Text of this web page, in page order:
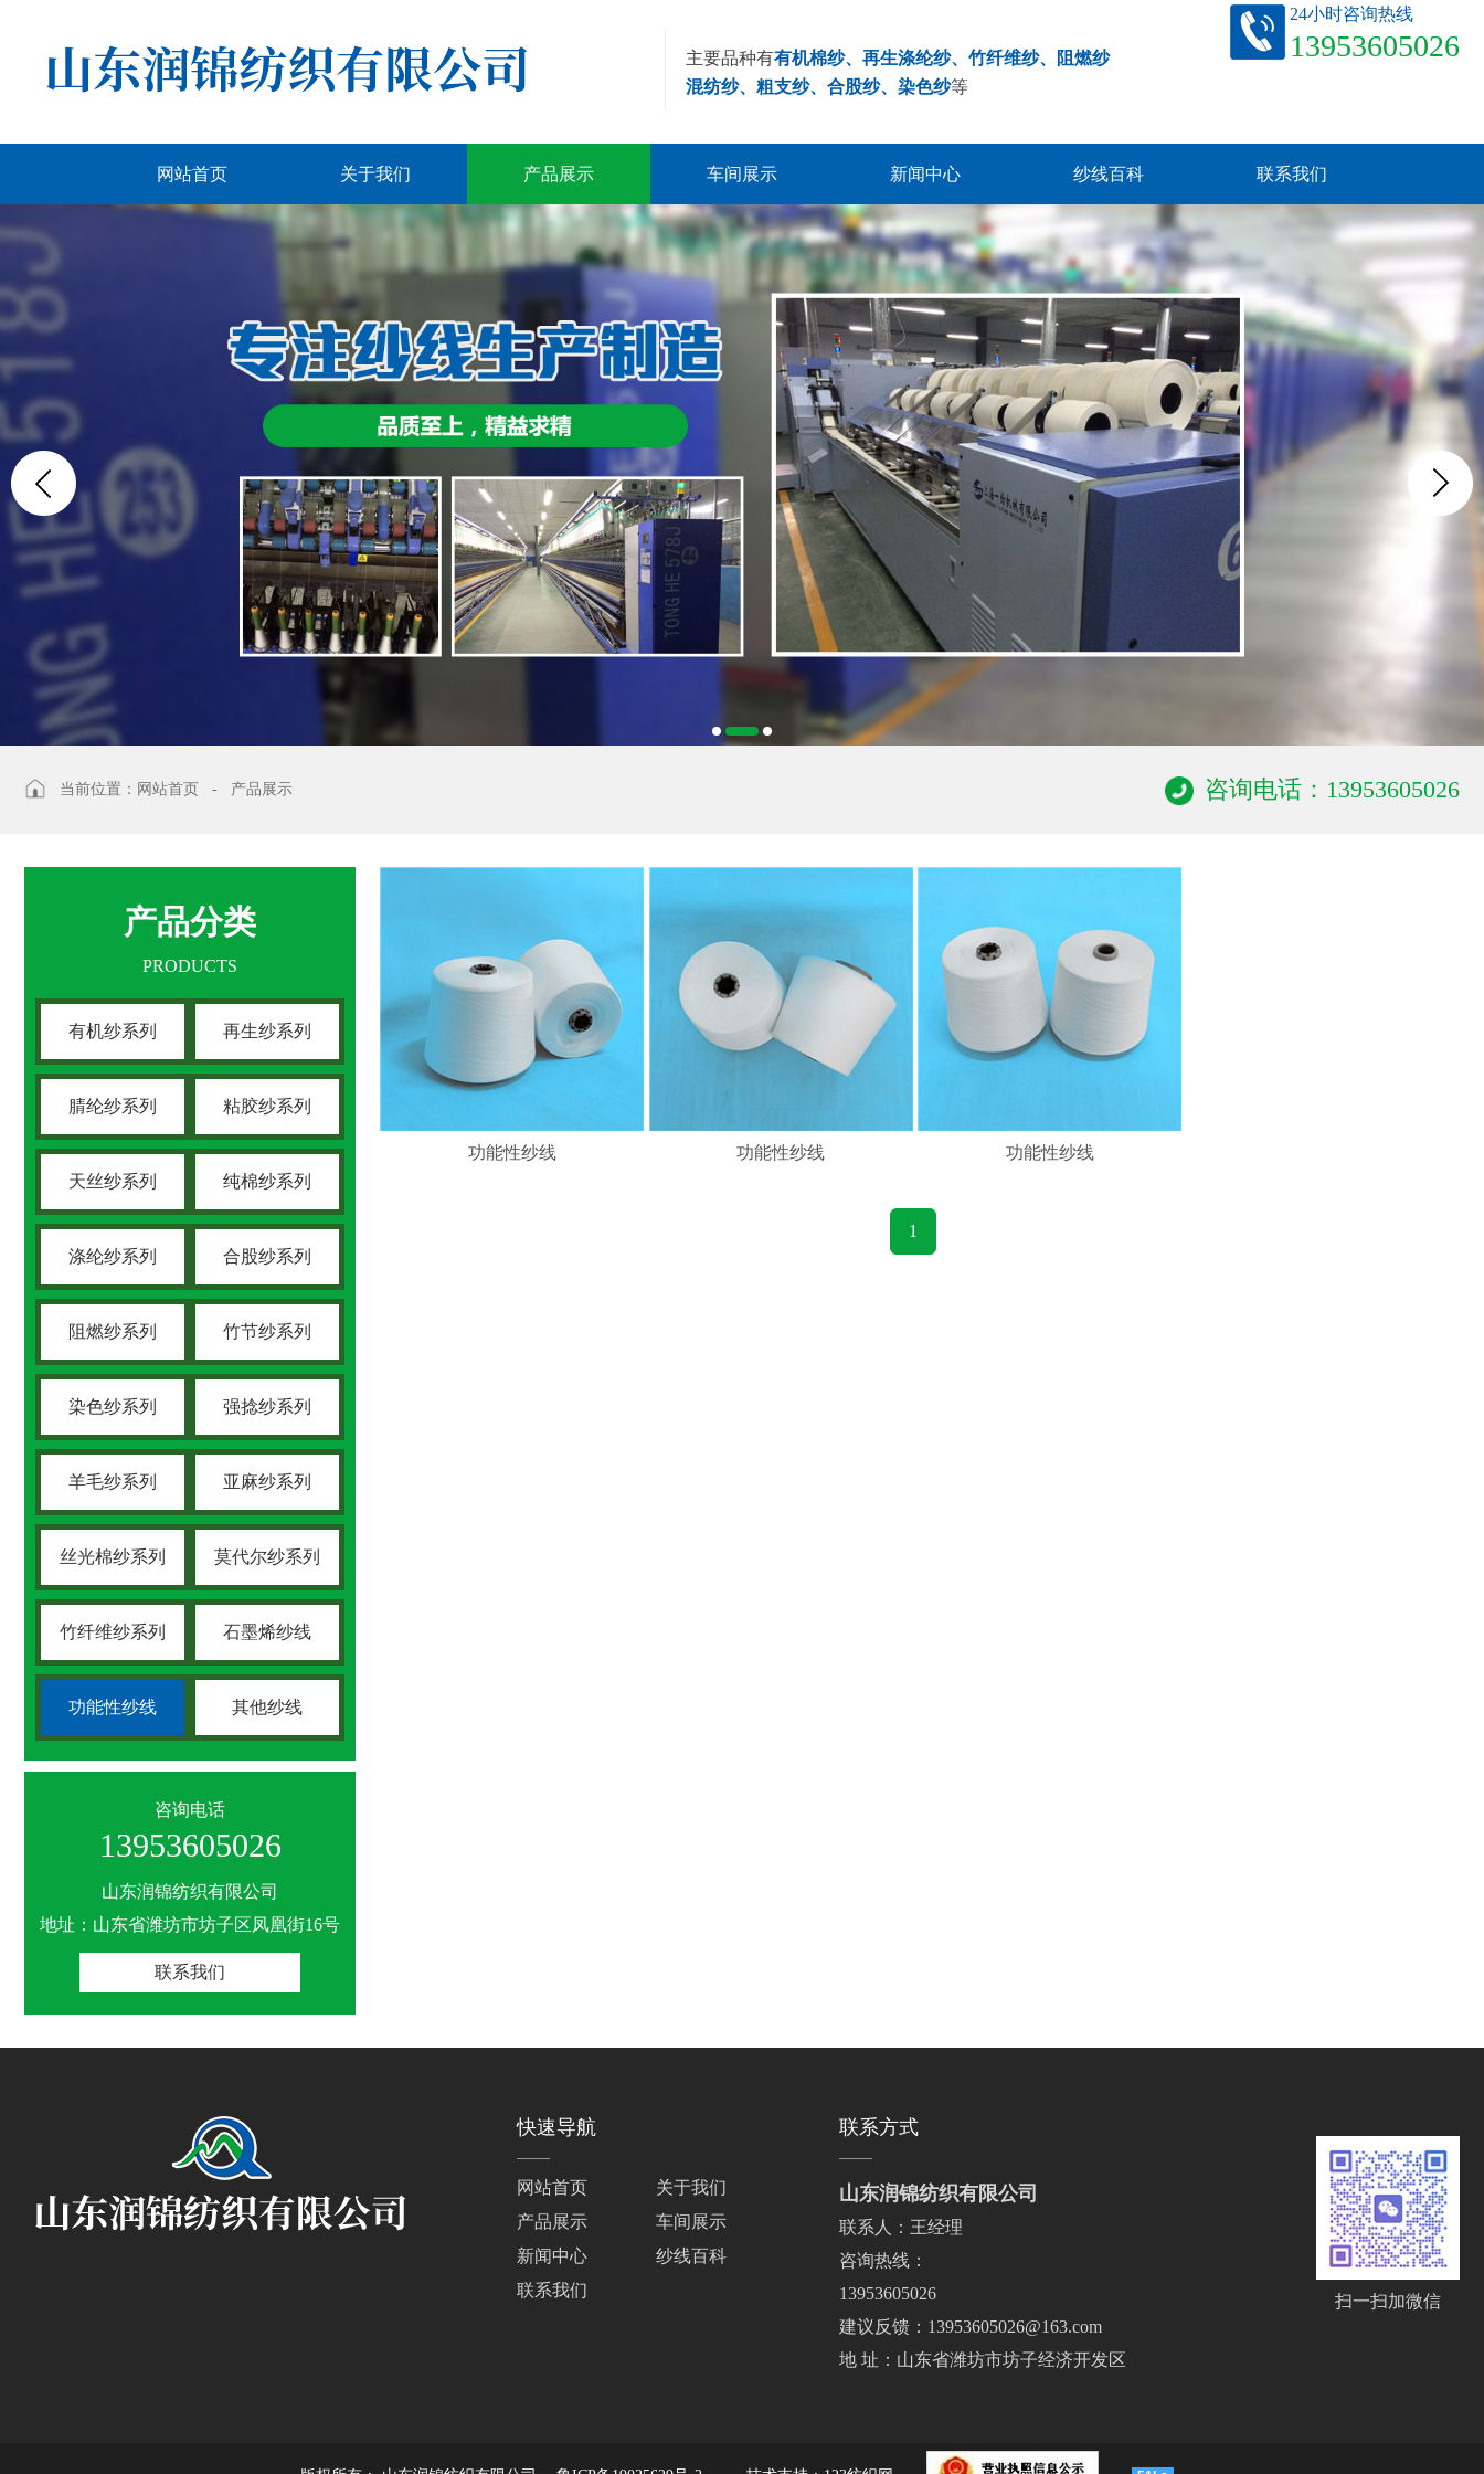
主要品种有有机棉纱、再生涤纶纱、竹纤维纱、阻燃纱
混纺纱、粗支纱、合股纱、染色纱等
24小时咨询热线
13953605026
网站首页 关于我们 产品展示 车间展示 新闻中心 纱线百科 联系我们
当前位置： 网站首页 - 产品展示 咨询电话：13953605026
产品分类
PRODUCTS
有机纱系列 再生纱系列
腈纶纱系列 粘胶纱系列
天丝纱系列 纯棉纱系列
涤纶纱系列 合股纱系列
阻燃纱系列 竹节纱系列
染色纱系列 强捻纱系列
羊毛纱系列 亚麻纱系列
丝光棉纱系列 莫代尔纱系列
竹纤维纱系列 石墨烯纱线
功能性纱线 其他纱线
咨询电话
13953605026
山东润锦纺织有限公司
地址：山东省潍坊市坊子区凤凰街16号
联系我们
功能性纱线 功能性纱线 功能性纱线
1
快速导航
网站首页
关于我们
产品展示
车间展示
新闻中心
纱线百科
联系我们
联系方式
山东润锦纺织有限公司
联系人：王经理
咨询热线：
13953605026
建议反馈：13953605026@163.com
地 址：山东省潍坊市坊子经济开发区
扫一扫加微信